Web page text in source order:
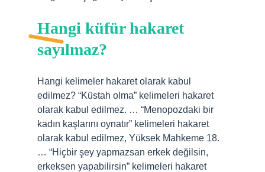
Hangi küfür hakaret
sayılmaz?
Hangi kelimeler hakaret olarak kabul
edilmez? “Küstah olma” kelimeleri hakaret
olarak kabul edilmez. … “Menopozdaki bir
kadın kaşlarını oynatır” kelimeleri hakaret
olarak kabul edilmez, Yüksek Mahkeme 18.
… “Hiçbir şey yapmazsan erkek değilsin,
erkeksen yapabilirsin” kelimeleri hakaret